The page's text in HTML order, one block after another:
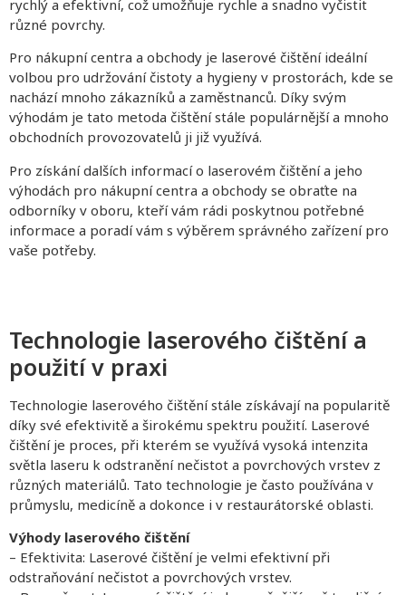
rychlý a efektivní, což umožňuje rychle a snadno vyčistit
různé povrchy.
Pro nákupní centra a obchody je laserové čištění ideální
volbou pro udržování čistoty a hygieny v prostorách, kde se
nachází mnoho zákazníků a zaměstnanců. Díky svým
výhodám je tato metoda čištění stále populárnější a mnoho
obchodních provozovatelů ji již využívá.
Pro získání dalších informací o laserovém čištění a jeho
výhodách pro nákupní centra a obchody se obraťte na
odborníky v oboru, kteří vám rádi poskytnou potřebné
informace a poradí vám s výběrem správného zařízení pro
vaše potřeby.
Technologie laserového čištění a
použití v praxi
Technologie laserového čištění stále získávají na popularitě
díky své efektivitě a širokému spektru použití. Laserové
čištění je proces, při kterém se využívá vysoká intenzita
světla laseru k odstranění nečistot a povrchových vrstev z
různých materiálů. Tato technologie je často používána v
průmyslu, medicíně a dokonce i v restaurátorské oblasti.
Výhody laserového čištění
– Efektivita: Laserové čištění je velmi efektivní při
odstraňování nečistot a povrchových vrstev.